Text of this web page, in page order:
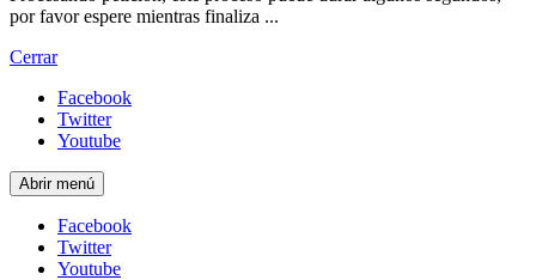
por favor espere mientras finaliza ...
Cerrar
Facebook
Twitter
Youtube
Abrir menú
Facebook
Twitter
Youtube